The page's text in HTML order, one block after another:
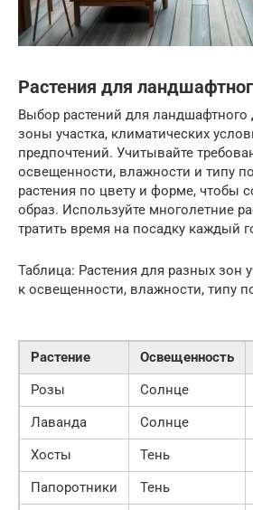
Растения для
Выбор растений для ландшафтного
зоны участка, климатических
предпочтений. Учитывайте
освещенности, влажности и типу
растения по цвету и форме, чтобы
образ. Используйте многолетние
тратить время на посадку каждый
Таблица: Растения для разных зон
к освещенности, влажности, типу
Растение Освещенность
Розы
Солнце
Лаванда
Солнце
Хосты
Тень
Папоротники
Тень